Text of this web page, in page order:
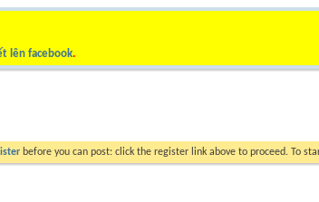
lên facebook.
before you can post: click the register link above to proceed. To